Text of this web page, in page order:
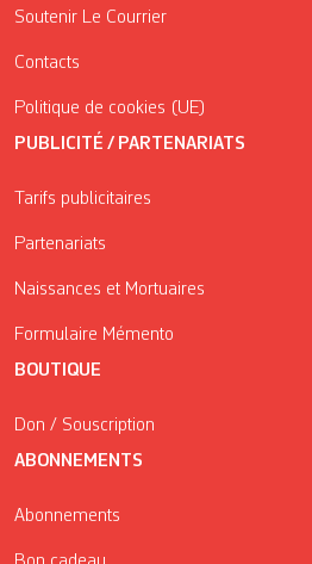
Soutenir Le Courrier
Contacts
Politique de cookies (UE)
PUBLICITÉ / PARTENARIATS
Tarifs publicitaires
Partenariats
Naissances et Mortuaires
Formulaire Mémento
BOUTIQUE
Don / Souscription
ABONNEMENTS
Abonnements